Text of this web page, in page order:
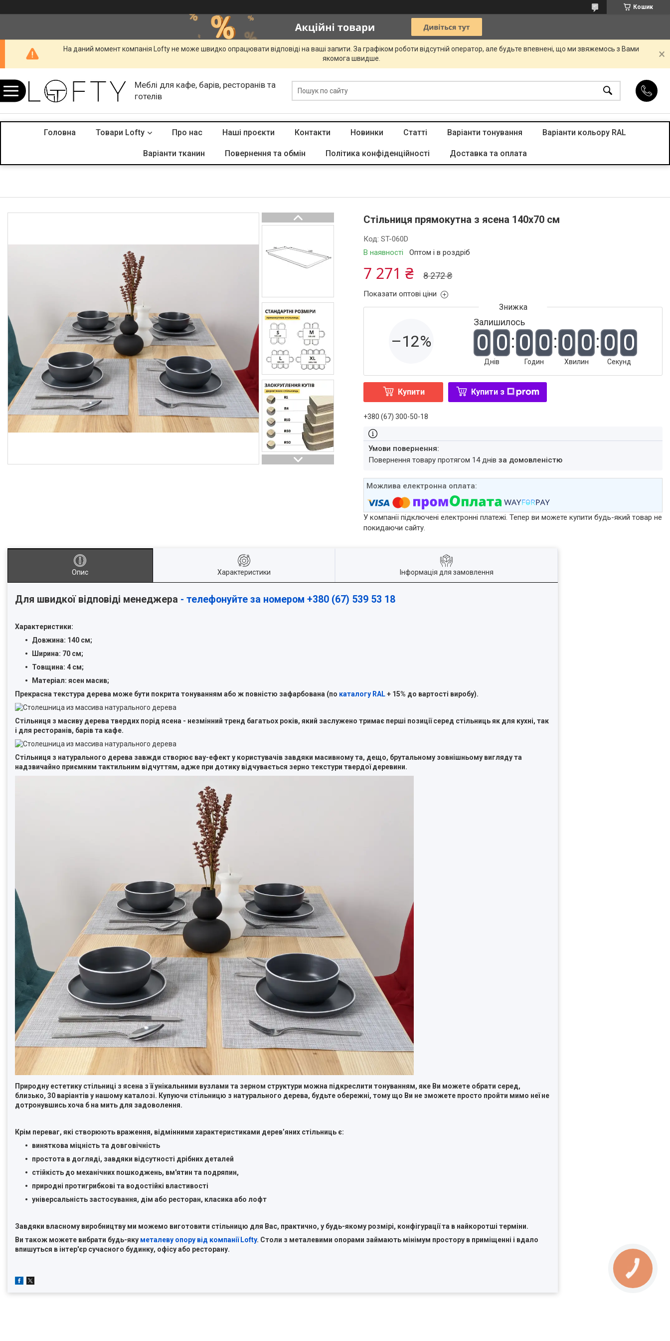
Кошик
На даний момент компанія Lofty не може швидко опрацювати відповіді на ваші запити. За графіком роботи відсутній оператор, але будьте впевнені, що ми звяжемось з Вами
якомога швидше.
Меблі для кафе, барів, ресторанів та
готелів
Головна Товари Lofty Про нас Наші проєкти Контакти Новинки Статті Варіанти тонування Варіанти кольору RAL
Варіанти тканин Повернення та обмін Політика конфіденційності Доставка та оплата
Стільниця прямокутна з ясена 140х70 см
В наявності Оптом і в роздріб
Код:ST-060D
8 272 ₴
7 271 ₴
Показати оптові ціни
–12%
Залишилось
0 0
Днів
0 0
Годин
0 0
Хвилин
0 0
Секунд
Купити Купити з
+380 (67) 300-50-18
повернення товару протягом 14 днівза домовленістю
У компанії підключені електронні платежі. Тепер ви можете купити будь-який товар не
покидаючи сайту.
Опис Характеристики Інформація для замовлення
Для швидкої відповіді менеджера - телефонуйте за номером +380 (67) 539 53 18
Характеристики:
Довжина: 140 см;
Ширина: 70 см;
Товщина: 4 см;
Матеріал: ясен масив;
Прекрасна текстура дерева може бути покрита тонуванням або ж повністю зафарбована (по каталогу RAL+ 15% до вартості виробу).
Стільниця з масиву дерева твердих порід ясена - незмінний тренд багатьох років, який заслужено тримає перші позиції серед стільниць як для кухні, так
і для ресторанів, барів та кафе.
Стільниця з натурального дерева завжди створює вау-ефект у користувачів завдяки масивному та, дещо, брутальному зовнішньому вигляду та
надзвичайно приємним тактильним відчуттям, адже при дотику відчувається зерно текстури твердої деревини.
Природну естетику стільниці з ясена з її унікальними вузлами та зерном структури можна підкреслити тонуванням, яке Ви можете обрати серед,
близько, 30 варіантів у нашому каталозі. Купуючи стільницю з натурального дерева, будьте обережні, тому що Ви не зможете просто пройти мимо неї не
дотронувшись хоча б на мить для задоволення.
Крім переваг, які створюють враження, відмінними характеристиками деревʼяних стільниць є:
виняткова міцність та довговічність
простота в догляді, завдяки відсутності дрібних деталей
стійкість до механічних пошкоджень, вм'ятин та подряпин,
природні протигрибкові та водостійкі властивості
універсальність застосування, дім або ресторан, класика або лофт
Завдяки власному виробництву ми можемо виготовити стільницю для Вас, практично, у будь-якому розмірі, конфігурації та в найкоротші терміни.
Ви також можете вибрати будь-яку металеву опору від компанії Lofty. Столи з металевими опорами займають мінімум простору в приміщенні і вдало
впишуться в інтер'єр сучасного будинку, офісу або ресторану.